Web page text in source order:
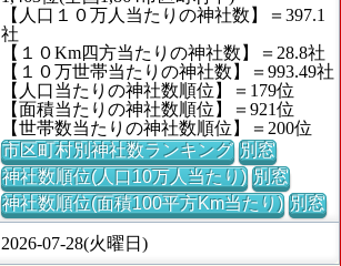
【人口１０万人当たりの神社数】＝397.1
社
【１０Km四方当たりの神社数】＝28.8社
【１０万世帯当たりの神社数】＝993.49社
【人口当たりの神社数順位】＝179位
【面積当たりの神社数順位】＝921位
【世帯数当たりの神社数順位】＝200位
市区町村別神社数ランキング 別窓
神社数順位(人口10万人当たり) 別窓
神社数順位(面積100平方Km当たり) 別窓
2026-07-28(火曜日)